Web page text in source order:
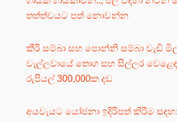
තත්ත්වයට පත් නොවන්න
කීරි සම්බා සහ පොන්නි සම්බා වැඩි
වැල්ලවායේ තොග සහ සිල්ලර
රුපියල් 300,000ක දඩ
අයවැයට යෝජනා ඉදිරිපත් කිරීම